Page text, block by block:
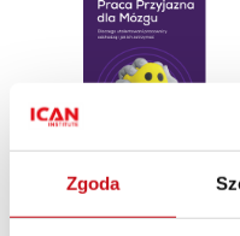
Zgoda
Praca przyjazna dla mózgu -
ebook